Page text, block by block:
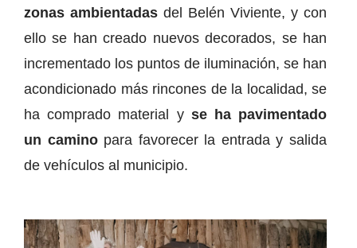
zonas ambientadas del Belén Viviente, y con
ello se han creado nuevos decorados, se han
incrementado los puntos de iluminación, se han
acondicionado más rincones de la localidad, se
ha comprado material yse ha pavimentado
un camino para favorecer la entrada y salida
de vehículos al municipio.